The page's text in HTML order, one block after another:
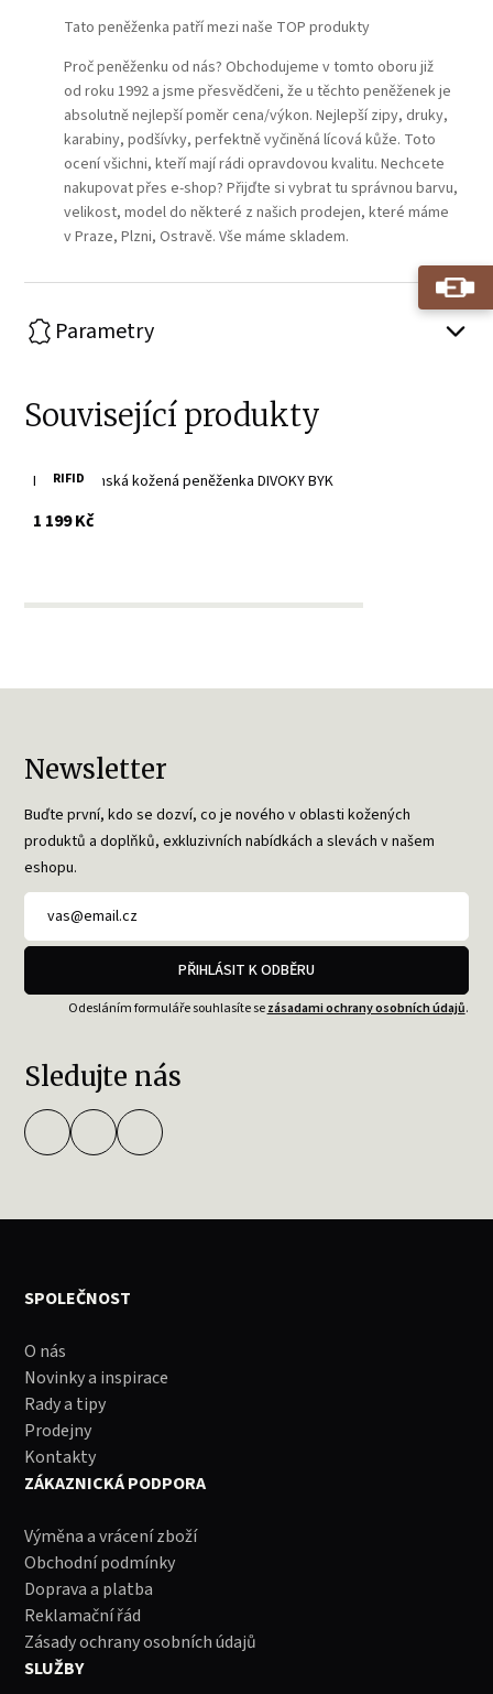
Tato peněženka patří mezi naše TOP produkty
Proč peněženku od nás? Obchodujeme v tomto oboru již
od roku 1992 a jsme přesvědčeni, že u těchto peněženek je
absolutně nejlepší poměr cena/výkon. Nejlepší zipy, druky,
karabiny, podšívky, perfektně vyčiněná lícová kůže. Toto
ocení všichni, kteří mají rádi opravdovou kvalitu. Nechcete
nakupovat přes e-shop? Přijďte si vybrat tu správnou barvu,
velikost, model do některé z našich prodejen, které máme
v Praze, Plzni, Ostravě. Vše máme skladem.
Parametry
Související produkty
RIFID
Hnědá dámská kožená peněženka DIVOKY BYK
1 199 Kčs DPH
Newsletter
Buďte první, kdo se dozví, co je nového v oblasti kožených
produktů a doplňků, exkluzivních nabídkách a slevách v našem
eshopu.
PŘIHLÁSIT K ODBĚRU
Odesláním formuláře souhlasíte sezásadami ochrany osobních údajů.
Sledujte nás
SPOLEČNOST
O nás
Novinky a inspirace
Rady a tipy
Prodejny
Kontakty
ZÁKAZNICKÁ PODPORA
Výměna a vrácení zboží
Obchodní podmínky
Doprava a platba
Reklamační řád
Zásady ochrany osobních údajů
SLUŽBY